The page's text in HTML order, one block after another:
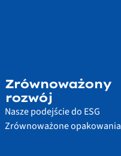
Zrównoważony
rozwój
Nasze podejście do ESG
Zrównoważone opakowania